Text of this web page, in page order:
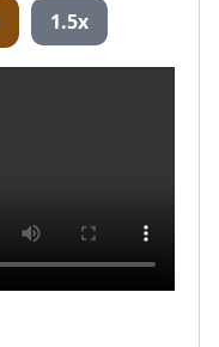
1.5x